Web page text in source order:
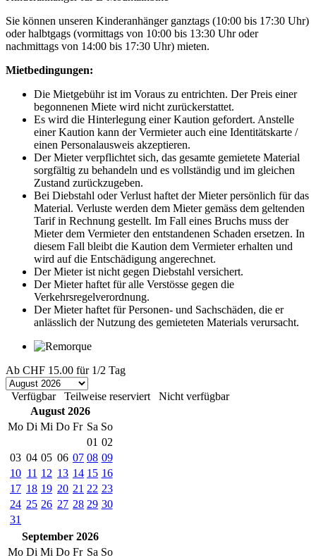
Sie können unseren Kinderanhänger ganztags (10:00 bis 17:30 Uhr)
oder halbtgags (vormittags von 10:00 bis 13:30 Uhr oder
nachmittags von 14:00 bis 17:30 Uhr) mieten.
Mietbedingungen:
Die Mietgebühr ist im Voraus zu entrichten. Der Preis einer
begonnenen Miete wird nicht zurückerstattet.
Es wird die Hinterlegung einer Kaution gefordert. Anstelle
einer Kaution kann der Vermieter auch eine Identitätskarte /
einen Personalausweis akzeptieren.
Der Mieter verpflichtet sich, das gesamte gemietete Material
sorgfältig zu behandeln und es vollständig und im gleichen
Zustand zurückzugeben.
Bei Diebstahl oder Verlust haftet der Mieter persönlich für das
Material. Verluste werden dem Mieter gemäss dem geltenden
Tarif in Rechnung gestellt. Im Fall eines Bruchs muss der
Mieter dem Vermieter den entstandenen Schaden ersetzen. In
diesem Fall bleibt die Kaution dem Vermieter erhalten und
wird auf die Entschädigung angerechnet.
Der Mieter ist nicht gegen Diebstahl versichert.
Der Mieter haftet für alle Verstösse gegen die
Verkehrsregelverordnung.
Der Mieter haftet für Personen- und Sachschäden, die er
anlässlich der Nutzung des gemieteten Materials verursacht.
Ab CHF 15.00 für 1/2 Tag
Verfügbar Teilweise reserviert
Nicht verfügbar
August 2026
Mo Di Mi Do Fr Sa So
01 02
03 04 05 06 07 08 09
10 11 12 13 14 15 16
17 18 19 20 21 22 23
24 25 26 27 28 29 30
31
September 2026
Mo Di Mi Do Fr Sa So